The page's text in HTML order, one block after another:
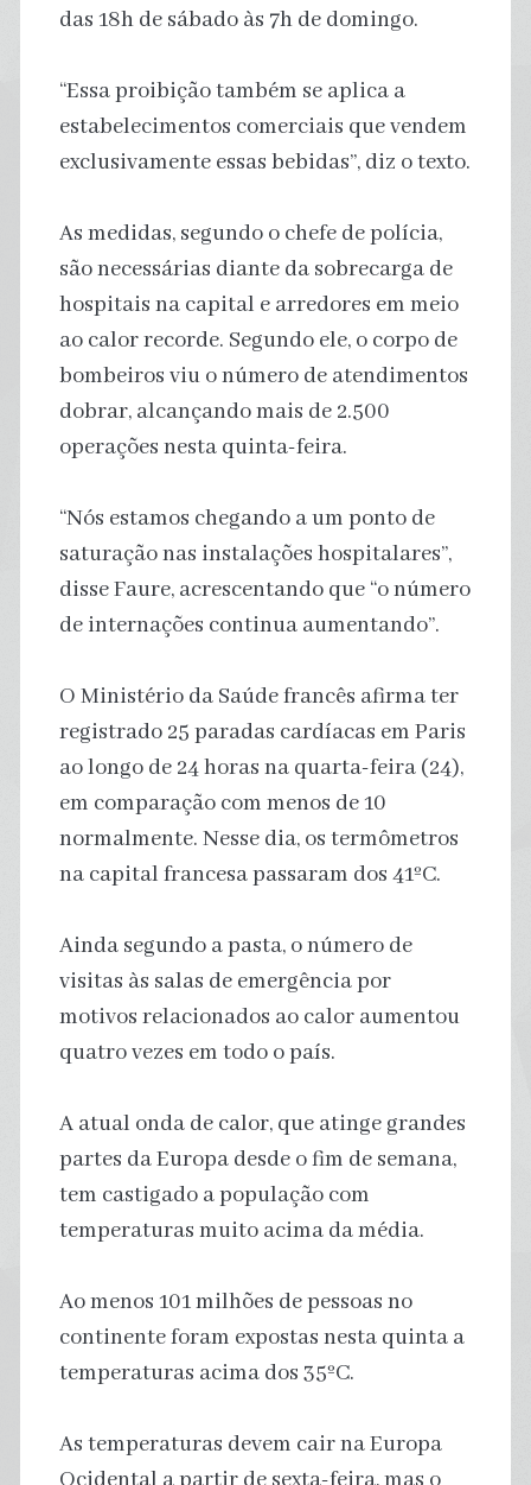
das 18h de sábado às 7h de domingo.
“Essa proibição também se aplica a
estabelecimentos comerciais que vendem
exclusivamente essas bebidas”, diz o texto.
As medidas, segundo o chefe de polícia,
são necessárias diante da sobrecarga de
hospitais na capital e arredores em meio
ao calor recorde. Segundo ele, o corpo de
bombeiros viu o número de atendimentos
dobrar, alcançando mais de 2.500
operações nesta quinta-feira.
“Nós estamos chegando a um ponto de
saturação nas instalações hospitalares”,
disse Faure, acrescentando que “o número
de internações continua aumentando”.
O Ministério da Saúde francês afirma ter
registrado 25 paradas cardíacas em Paris
ao longo de 24 horas na quarta-feira (24),
em comparação com menos de 10
normalmente. Nesse dia, os termômetros
na capital francesa passaram dos 41ºC.
Ainda segundo a pasta, o número de
visitas às salas de emergência por
motivos relacionados ao calor aumentou
quatro vezes em todo o país.
A atual onda de calor, que atinge grandes
partes da Europa desde o fim de semana,
tem castigado a população com
temperaturas muito acima da média.
Ao menos 101 milhões de pessoas no
continente foram expostas nesta quinta a
temperaturas acima dos 35ºC.
As temperaturas devem cair na Europa